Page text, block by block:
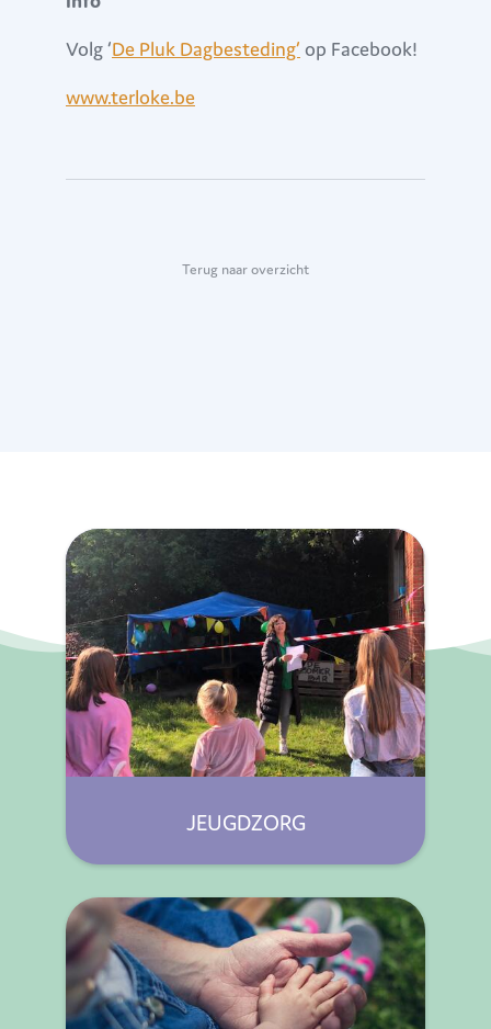
Volg ‘De Pluk Dagbesteding’ op Facebook!
www.terloke.be
Terug naar overzicht
JEUGDZORG